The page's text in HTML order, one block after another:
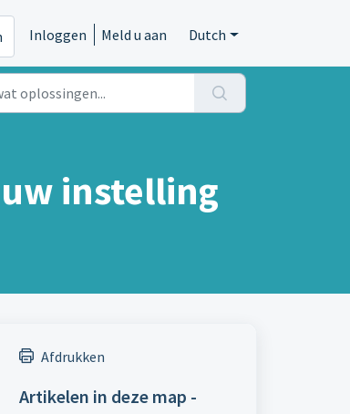
Inloggen Meld u aan Dutch
instelling
Afdrukken
Artikelen in deze map -